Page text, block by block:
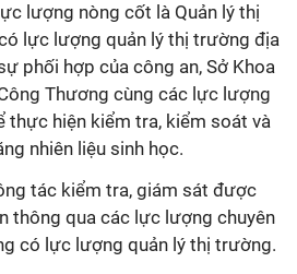
lượng nòng cốt là Quản lý thị
lực lượng quản lý thị trường địa
phối hợp của công an, Sở Khoa
Thương cùng các lực lượng
thực hiện kiểm tra, kiểm soát và
nhiên liệu sinh học.
tác kiểm tra, giám sát được
thông qua các lực lượng chuyên
có lực lượng quản lý thị trường.